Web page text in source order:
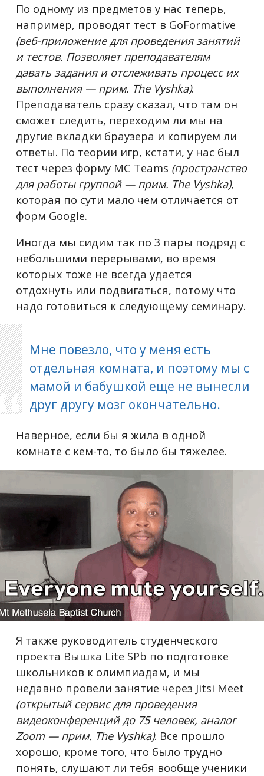
По одному из предметов у нас теперь,
например, проводят тест в GoFormative
(веб-приложение для проведения занятий
и тестов. Позволяет преподавателям
давать задания и отслеживать процесс их
выполнения — прим. The Vyshka).
Преподаватель сразу сказал, что там он
сможет следить, переходим ли мы на
другие вкладки браузера и копируем ли
ответы. По теории игр, кстати, у нас был
тест через форму MC Teams (пространство
для работы группой — прим. The Vyshka),
которая по сути мало чем отличается от
форм Google.
Иногда мы сидим так по 3 пары подряд с
небольшими перерывами, во время
которых тоже не всегда удается
отдохнуть или подвигаться, потому что
надо готовиться к следующему семинару.
Мне повезло, что у меня есть
отдельная комната, и поэтому мы с
мамой и бабушкой еще не вынесли
друг другу мозг окончательно.
Наверное, если бы я жила в одной
комнате с кем-то, то было бы тяжелее.
Я также руководитель студенческого
проекта Вышка Lite SPb по подготовке
школьников к олимпиадам, и мы
недавно провели занятие через Jitsi Meet
(открытый сервис для проведения
видеоконференций до 75 человек, аналог
Zoom — прим. The Vyshka). Все прошло
хорошо, кроме того, что было трудно
понять, слушают ли тебя вообще ученики